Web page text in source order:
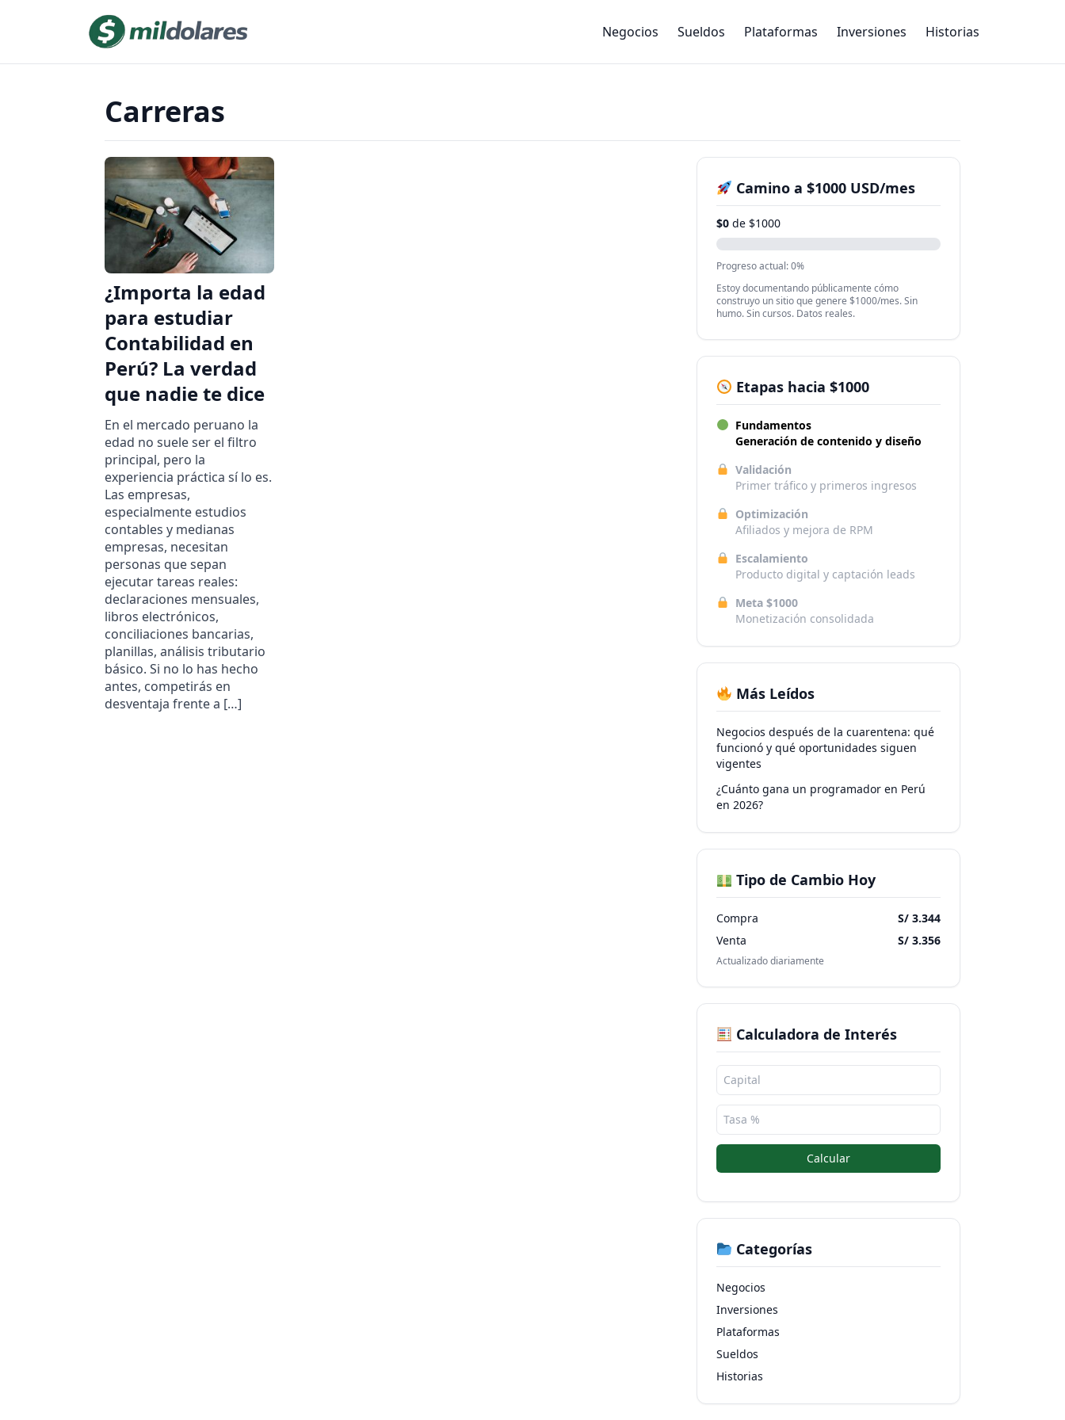
Negocios Sueldos Plataformas Inversiones Historias
Carreras
¿Importa la edad
para estudiar
Contabilidad en
Perú? La verdad
que nadie te dice
En el mercado peruano la
edad no suele ser el filtro
principal, pero la
experiencia práctica sí lo es.
Las empresas,
especialmente estudios
contables y medianas
empresas, necesitan
personas que sepan
ejecutar tareas reales:
declaraciones mensuales,
libros electrónicos,
conciliaciones bancarias,
planillas, análisis tributario
básico. Si no lo has hecho
antes, competirás en
desventaja frente a […]
Camino a $1000 USD/mes
$0de $1000
Progreso actual: 0%
Estoy documentando públicamente cómo
construyo un sitio que genere $1000/mes. Sin
humo. Sin cursos. Datos reales.
Etapas hacia $1000
Fundamentos
Generación de contenido y diseño
Validación
Primer tráfico y primeros ingresos
Optimización
Afiliados y mejora de RPM
Escalamiento
Producto digital y captación leads
Meta $1000
Monetización consolidada
Más Leídos
Negocios después de la cuarentena: qué
funcionó y qué oportunidades siguen
vigentes
¿Cuánto gana un programador en Perú
en 2026?
Tipo de Cambio Hoy
Compra
S/ 3.344
Venta
S/ 3.356
Actualizado diariamente
Calculadora de Interés
Calcular
Categorías
Negocios
Inversiones
Plataformas
Sueldos
Historias